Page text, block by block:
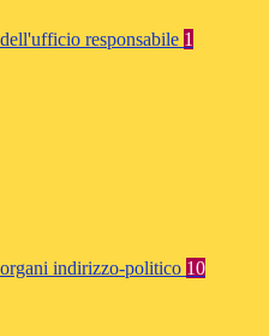
responsabile 1
indirizzo-politico 10